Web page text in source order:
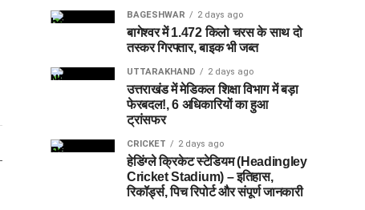
BAGESHWAR 2 days ago
बागेश्वर में 1.472 किलो चरस के साथ दो
तस्कर गिरफ्तार, बाइक भी जब्त
UTTARAKHAND 2 days ago
उत्तराखंड में मेडिकल शिक्षा विभाग में बड़ा
फेरबदल!, 6 अधिकारियों का हुआ
ट्रांसफर
CRICKET 2 days ago
हेडिंग्ले क्रिकेट स्टेडियम (Headingley
Cricket Stadium) – इतिहास,
रिकॉर्ड्स, पिच रिपोर्ट और संपूर्ण जानकारी